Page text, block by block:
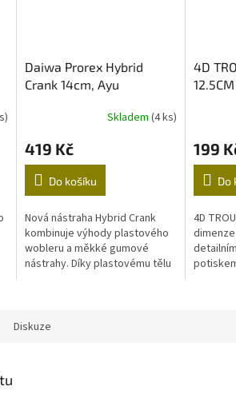
Daiwa Prorex Hybrid
Crank 14cm, Ayu
Skladem (4 ks)
419 Kč
Do košíku
Nová nástraha Hybrid Crank
kombinuje výhody plastového
wobleru a měkké gumové
nástrahy. Díky plastovému tělu
4D
199
Do
4D
Diskuze